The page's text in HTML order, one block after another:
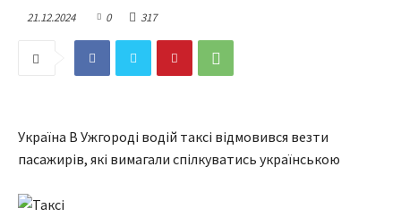
21.12.2024 0 317
Україна В Ужгороді водій таксі відмовився везти
пасажирів, які вимагали спілкуватись українською